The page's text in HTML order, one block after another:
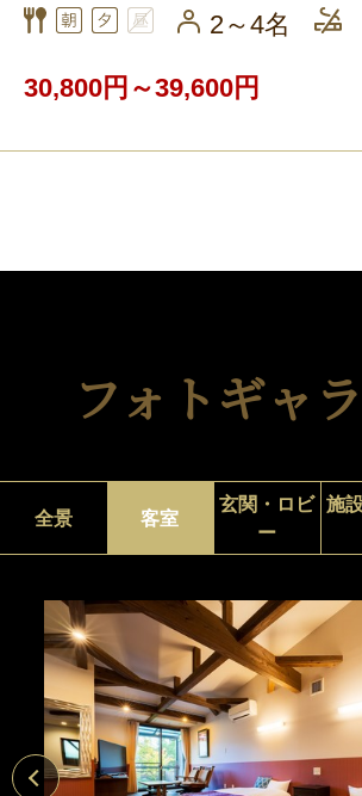
2～4名
30,800円～39,600円
フォトギャ
全景 客室
玄関・ロビ
ー
施